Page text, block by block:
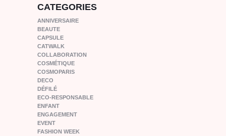
CATEGORIES
ANNIVERSAIRE
BEAUTE
CAPSULE
CATWALK
COLLABORATION
COSMÉTIQUE
COSMOPARIS
DECO
DÉFILÉ
ECO-RESPONSABLE
ENFANT
ENGAGEMENT
EVENT
FASHION WEEK